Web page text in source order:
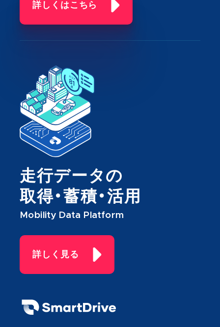
詳しくはこちら
走行データの
取得・蓄積・活用
Mobility Data Platform
詳しく見る